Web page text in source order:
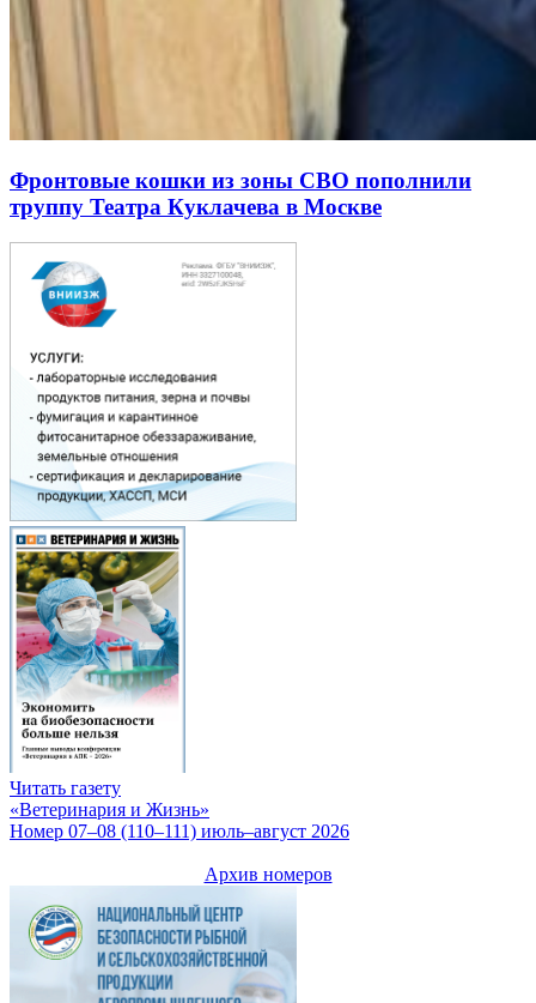
Фронтовые кошки из зоны СВО пополнили
труппу Театра Куклачева в Москве
Читать газету
«Ветеринария и Жизнь»
Номер 07–08 (110–111) июль–август 2026
Архив номеров